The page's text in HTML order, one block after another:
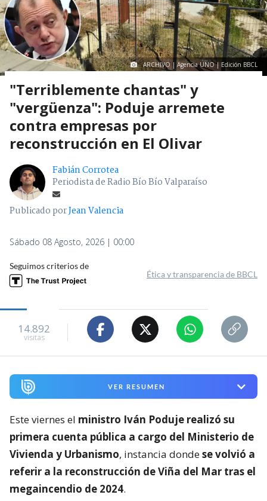
ARCHIVO | Agencia UNO | Edición BBCL
"Terriblemente chantas" y
"vergüenza": Poduje arremete
contra empresas por
reconstrucción en El Olivar
Fabián Corrotea
Periodista de Radio Bío Bío Valparaíso
Publicado porJean Valencia
Sábado 08 Agosto, 2026 | 00:00
Seguimos criterios de
Ética y transparencia de BBCL
14.892
visitas
VER RESUMEN
Este viernes el ministro Iván Poduje realizó su
primera cuenta pública a cargo del Ministerio de
Vivienda y Urbanismo, instancia dondese volvió a
referir a la reconstrucción de Viña del Mar tras el
megaincendio de 2024.